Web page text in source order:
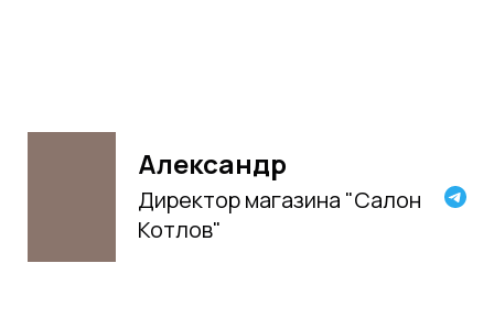
Александр
Директор магазина "Салон
Котлов"